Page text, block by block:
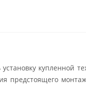
купленной
предстоящего